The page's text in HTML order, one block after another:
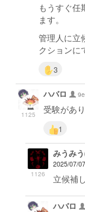
もうすぐ任
ます。
管理人に立
クションに
3
1125
ハバロ
受験があ
1
1126
みうみ
2025/07/
立候補
ハバロ